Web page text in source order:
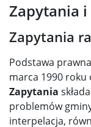
Zapytania
Zapytania
Podstawa
marca 1990 roku
Zapytania
problemów
interpelacja,